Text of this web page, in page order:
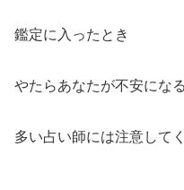
鑑定に入ったとき
やたらあなたが不安にな
多い占い師には注意して